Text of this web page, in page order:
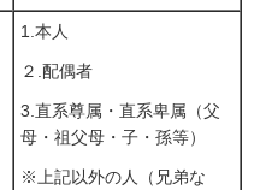
1.本人
２.配偶者
3.直系尊属・直系卑属（父
母・祖父母・子・孫等）
※上記以外の人（兄弟な